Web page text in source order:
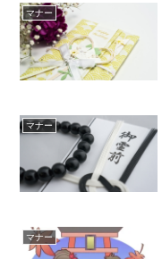
マナー
マナー
マナー